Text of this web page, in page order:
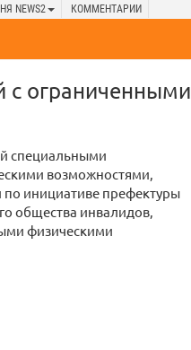
NEWS2 КОММЕНТАРИИ
с ограниченными
специальными
возможностями,
инициативе префектуры
общества инвалидов,
физическими